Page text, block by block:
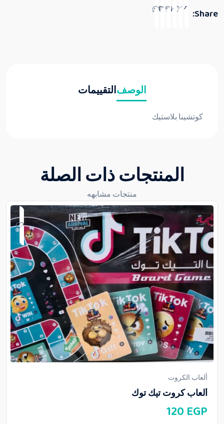
Share:
الوصفالتقييمات
كوتشينا بلاستيك
المنتجات ذات الصلة
منتجات مشابهه
ألعاب الكروت
ألعاب كروت تيك توك
120 EGP